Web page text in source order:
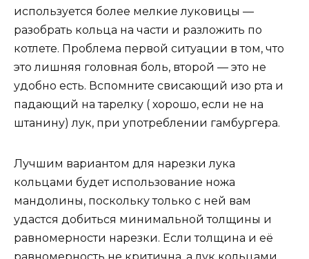
используется более мелкие луковицы —
разобрать кольца на части и разложить по
котлете. Проблема первой ситуации в том, что
это лишняя головная боль, второй — это не
удобно есть. Вспомните свисающий изо рта и
падающий на тарелку ( хорошо, если не на
штанину) лук, при употреблении гамбургера.
Лучшим вариантом для нарезки лука
кольцами будет использование ножа
мандолины, поскольку только с ней вам
удастся добиться минимальной толщины и
равномерности нарезки. Если толщина и её